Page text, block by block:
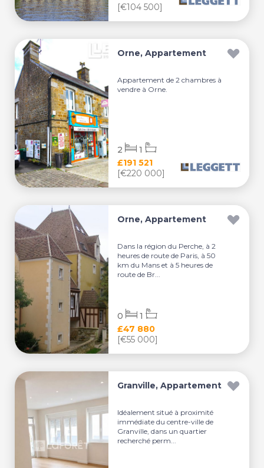
[€104 500]
Orne, Appartement
Appartement de 2 chambres à
vendre à Orne.
£191 521
[€220 000]
2 1
Orne, Appartement
Dans la région du Perche, à 2
heures de route de Paris, à 50
km du Mans et à 5 heures de
route de Br...
£47 880
[€55 000]
0 1
Granville, Appartement
Idéalement situé à proximité
immédiate du centre-ville de
Granville, dans un quartier
recherché perm...